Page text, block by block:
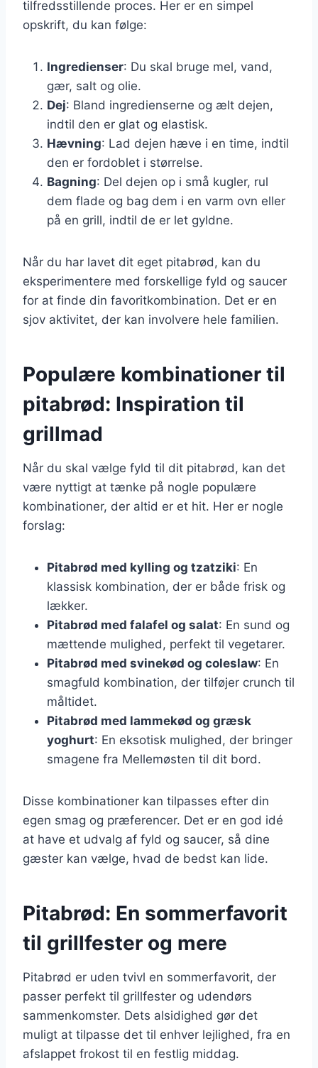
tilfredsstillende proces. Her er en simpel
opskrift, du kan følge:
Ingredienser: Du skal bruge mel, vand,
gær, salt og olie.
Dej: Bland ingredienserne og ælt dejen,
indtil den er glat og elastisk.
Hævning: Lad dejen hæve i en time, indtil
den er fordoblet i størrelse.
Bagning: Del dejen op i små kugler, rul
dem flade og bag dem i en varm ovn eller
på en grill, indtil de er let gyldne.
Når du har lavet dit eget pitabrød, kan du
eksperimentere med forskellige fyld og saucer
for at finde din favoritkombination. Det er en
sjov aktivitet, der kan involvere hele familien.
Populære kombinationer til
pitabrød: Inspiration til
grillmad
Når du skal vælge fyld til dit pitabrød, kan det
være nyttigt at tænke på nogle populære
kombinationer, der altid er et hit. Her er nogle
forslag:
Pitabrød med kylling og tzatziki: En
klassisk kombination, der er både frisk og
lækker.
Pitabrød med falafel og salat: En sund og
mættende mulighed, perfekt til vegetarer.
Pitabrød med svinekød og coleslaw: En
smagfuld kombination, der tilføjer crunch til
måltidet.
Pitabrød med lammekød og græsk
yoghurt: En eksotisk mulighed, der bringer
smagene fra Mellemøsten til dit bord.
Disse kombinationer kan tilpasses efter din
egen smag og præferencer. Det er en god idé
at have et udvalg af fyld og saucer, så dine
gæster kan vælge, hvad de bedst kan lide.
Pitabrød: En sommerfavorit
til grillfester og mere
Pitabrød er uden tvivl en sommerfavorit, der
passer perfekt til grillfester og udendørs
sammenkomster. Dets alsidighed gør det
muligt at tilpasse det til enhver lejlighed, fra en
afslappet frokost til en festlig middag.